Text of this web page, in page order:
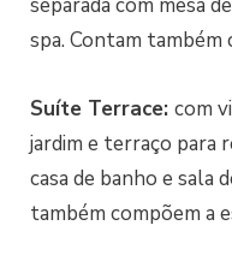
spa. Contam também
Suíte Terrace: com
jardim e terraço para
casa de banho e sala
também compõem a